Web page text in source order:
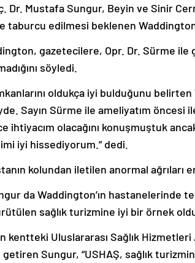
Dr. Mustafa Sungur, Beyin ve Sinir
taburcu edilmesi beklenen
gazetecilere, Opr. Dr. Sürme
söyledi.
oldukça iyi bulduğunu
Sayın Sürme ile ameliyatım öncesi
ihtiyacım olacağını konuşmuştuk
iyi hissediyorum.” dedi.
kolundan iletilen anormal ağrıları
da Waddington’ın hastanelerinde
sağlık turizmine iyi bir örnek
kentteki Uluslararası Sağlık
Sungur, “USHAŞ, sağlık